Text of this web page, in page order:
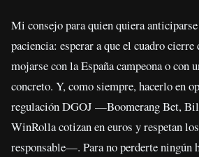
Mi consejo para quien quiera
paciencia: esperar a que el cuadro cierre
mojarse con la España campeona o con
concreto. Y, como siempre, hacerlo en
regulación DGOJ —Boomerang Bet,
WinRolla cotizan en euros y respetan
responsable—. Para no perderte ningún